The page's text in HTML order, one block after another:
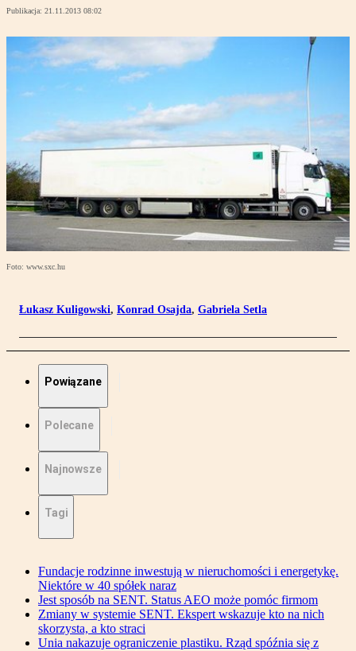
Publikacja: 21.11.2013 08:02
Foto: www.sxc.hu
Łukasz Kuligowski, Konrad Osajda, Gabriela Setla
Powiązane
Polecane
Najnowsze
Tagi
Fundacje rodzinne inwestują w nieruchomości i energetykę.
Niektóre w 40 spółek naraz
Jest sposób na SENT. Status AEO może pomóc firmom
Zmiany w systemie SENT. Ekspert wskazuje kto na nich
skorzysta, a kto straci
Unia nakazuje ograniczenie plastiku. Rząd spóźnia się z